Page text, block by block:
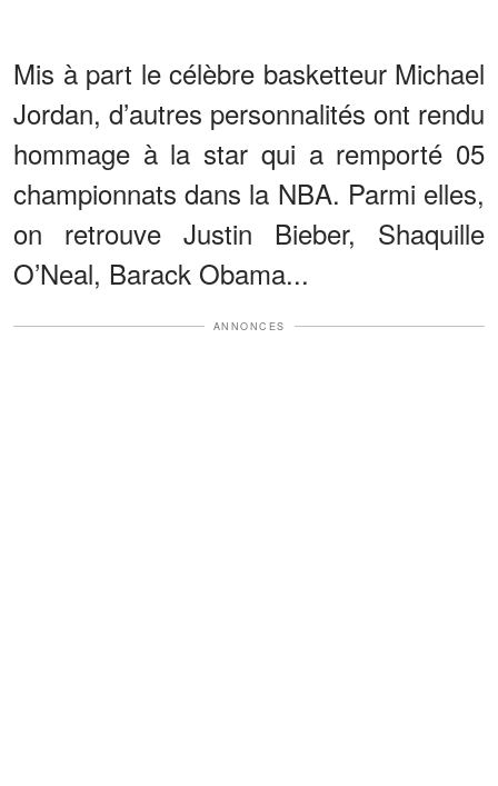
Mis à part le célèbre basketteur Michael
Jordan, d’autres personnalités ont rendu
hommage à la star qui a remporté 05
championnats dans la NBA. Parmi elles,
on retrouve Justin Bieber, Shaquille
O’Neal, Barack Obama...
ANNONCES